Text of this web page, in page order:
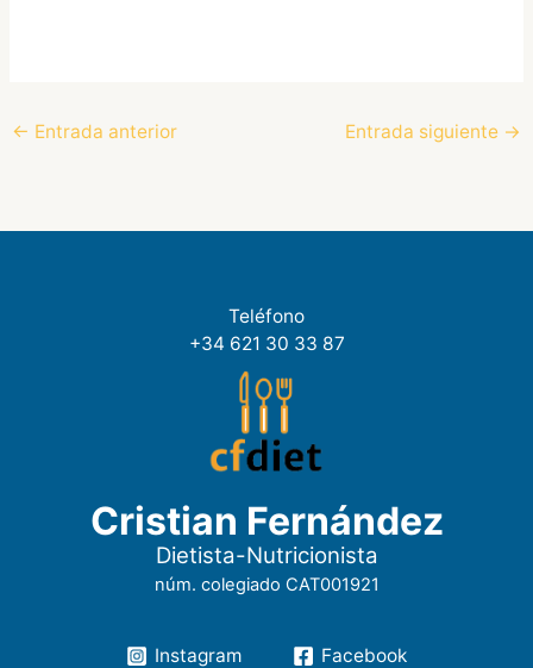
← Entrada anterior Entrada siguiente →
Teléfono
+34 621 30 33 87
Cristian Fernández
Dietista-Nutricionista
núm. colegiado CAT001921
Instagram Facebook